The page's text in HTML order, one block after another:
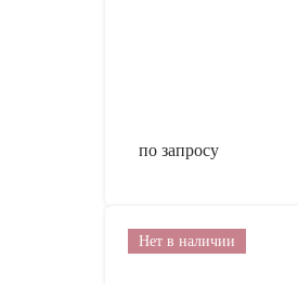
по запросу
Нет в наличии